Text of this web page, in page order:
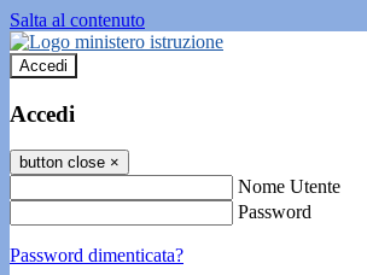
Salta al contenuto
Accedi
Accedi
button close ×
Nome Utente
Password
Password dimenticata?